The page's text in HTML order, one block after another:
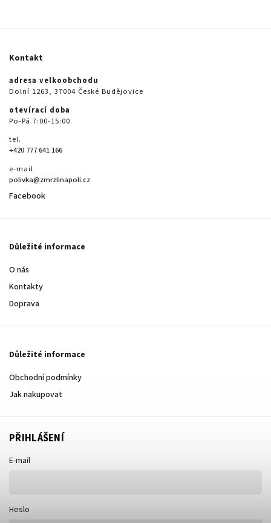
Kontakt
adresa velkoobchodu
Dolní 1263, 37004 České Budějovice
otevírací doba
Po-Pá 7:00-15:00
tel.
+420 777 641 166
e-mail
polivka@zmrzlinapoli.cz
Facebook
Důležité informace
O nás
Kontakty
Doprava
Důležité informace
Obchodní podmínky
Jak nakupovat
PŘIHLÁŠENÍ
E-mail
Heslo